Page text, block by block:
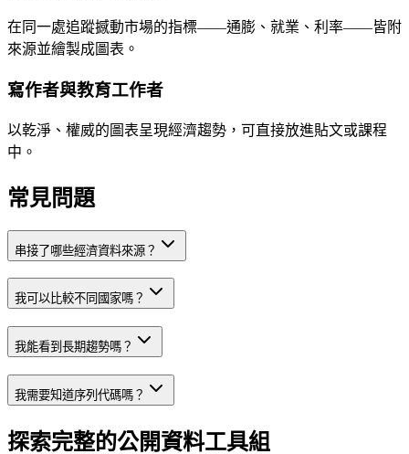
在同一處追蹤撼動市場的指標——通膨、就業、利率——皆附
來源並繪製成圖表。
寫作者與教育工作者
以乾淨、權威的圖表呈現經濟趨勢，可直接放進貼文或課程
中。
常見問題
串接了哪些經濟資料來源？
我可以比較不同國家嗎？
我能看到長期趨勢嗎？
我需要知道序列代碼嗎？
探索完整的公開資料工具組